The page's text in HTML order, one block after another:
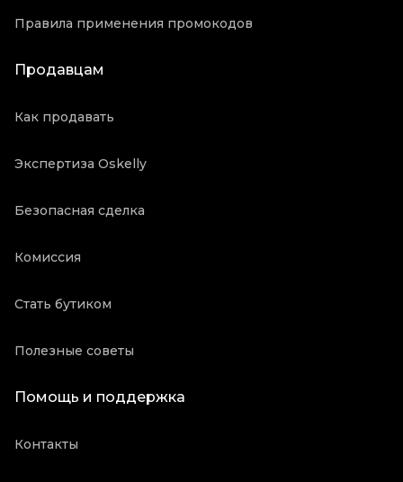
Правила применения промокодов
Продавцам
Как продавать
Экспертиза Oskelly
Безопасная сделка
Комиссия
Стать бутиком
Полезные советы
Помощь и поддержка
Контакты